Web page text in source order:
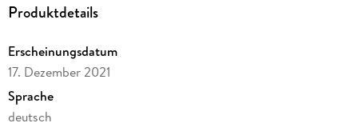
Produktdetails
Erscheinungsdatum
17. Dezember 2021
Sprache
deutsch